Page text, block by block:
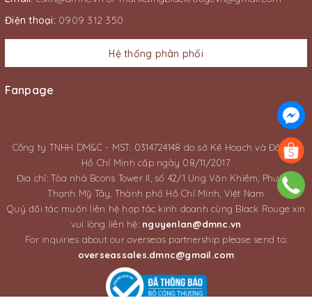
Điện thoại: 0909 312 350
Hệ thống phân phối
Công ty TNHH DM&C - MST: 0314724148 do sở Kế Hoạch và Đầu Tư
Hồ Chí Minh cấp ngày 08/11/2017
Địa chỉ: Tòa nhà Bcons Tower II, số 42/1 Ung Văn Khiêm, Phường
Thạnh Mỹ Tây, Thành phố Hồ Chí Minh, Việt Nam
Quý đối tác muốn liên hệ hợp tác kinh doanh cùng Black Rouge xin
vui lòng liên hệ: nguyenlan@dmnc.vn
For inquiries about our overseas partnership please send to:
overseassales.dmnc@gmail.com
Fanpage